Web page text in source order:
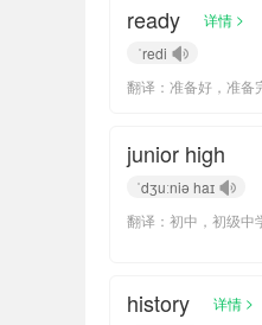
ready 详情 >
ˈredi
翻译：准备好，准备
junior high
ˈdʒuːniə haɪ
翻译：初中，初级中
history 详情 >